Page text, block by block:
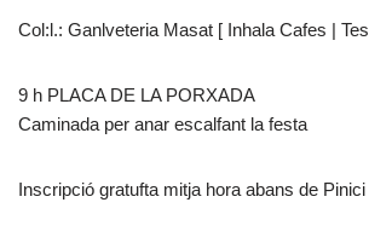
Col:l.: Ganlveteria Masat [ Inhala Cafes | Tes
9 h PLACA DE LA PORXADA
Caminada per anar escalfant la festa
Inscripció gratufta mitja hora abans de Pinici